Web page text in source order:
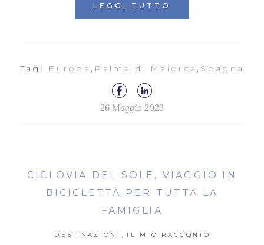
LEGGI TUTTO
Tag: Europa , Palma di Maiorca , Spagna
26 Maggio 2023
CICLOVIA DEL SOLE, VIAGGIO IN
BICICLETTA PER TUTTA LA
FAMIGLIA
DESTINAZIONI IL MIO RACCONTO